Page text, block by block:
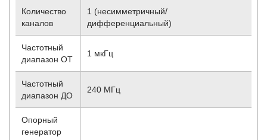
Количество
каналов
1 (несимметричный/
дифференциальный)
Частотный
диапазон ОТ
1 мкГц
Частотный
диапазон ДО
240 МГц
Опорный
генератор